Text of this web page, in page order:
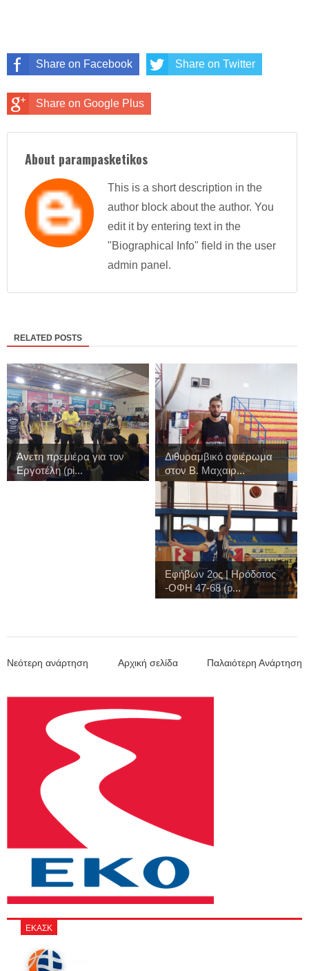
Share on Facebook Share on Twitter
Share on Google Plus
About parampasketikos
This is a short description in the
author block about the author. You
edit it by entering text in the
"Biographical Info" field in the user
admin panel.
RELATED POSTS
Άνετη πρεμιέρα για τον
Εργοτέλη (pi...
Διθυραμβικό αφιέρωμα
στον Β. Μαχαιρ...
Εφήβων 2ος | Ηρόδοτος
-ΟΦΗ 47-68 (p...
Νεότερη ανάρτηση Παλαιότερη Ανάρτηση
Αρχική σελίδα
ΕΚΑΣΚ